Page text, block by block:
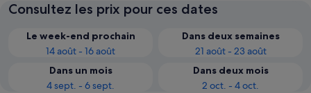
Consultez les prix pour ces dates
Le week-end prochain
14 août - 16 août
Dans deux semaines
21 août - 23 août
Dans un mois
4 sept. - 6 sept.
Dans deux mois
2 oct. - 4 oct.